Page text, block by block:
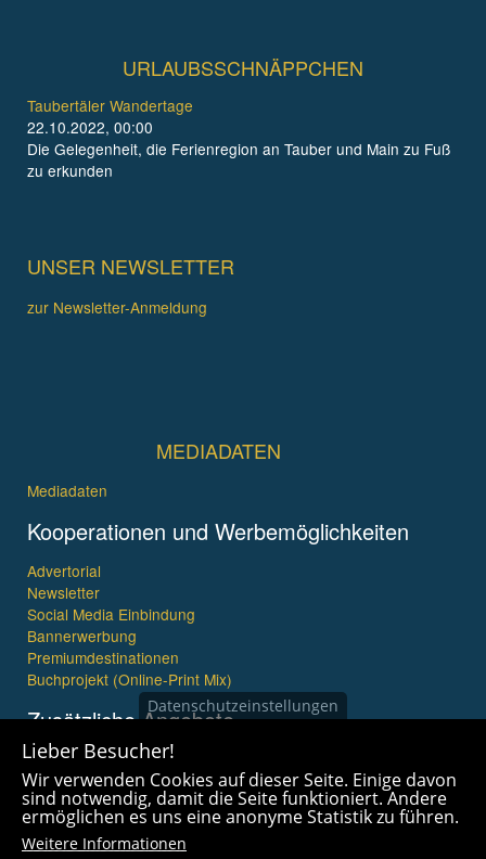
URLAUBSSCHNÄPPCHEN
Taubertäler Wandertage
22.10.2022, 00:00
Die Gelegenheit, die Ferienregion an Tauber und Main zu Fuß
zu erkunden
UNSER NEWSLETTER
zur Newsletter-Anmeldung
MEDIADATEN
Mediadaten
Kooperationen und Werbemöglichkeiten
Advertorial
Newsletter
Social Media Einbindung
Bannerwerbung
Premiumdestinationen
Buchprojekt (Online-Print Mix)
Zusätzliche Angebote
Imagefilme und mehr
360° x 360° Fotografie
Datenschutzeinstellungen
Lieber Besucher!
Wir verwenden Cookies auf dieser Seite. Einige davon
sind notwendig, damit die Seite funktioniert. Andere
ermöglichen es uns eine anonyme Statistik zu führen.
Weitere Informationen